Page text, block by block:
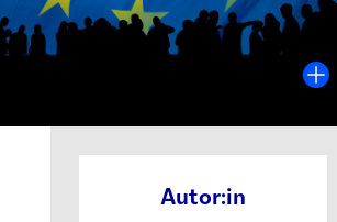
Autor:in